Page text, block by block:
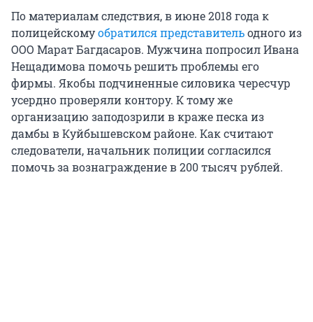
По материалам следствия, в июне 2018 года к
полицейскомуобратился представительодного из
ООО Марат Багдасаров. Мужчина попросил Ивана
Нещадимова помочь решить проблемы его
фирмы. Якобы подчиненные силовика чересчур
усердно проверяли контору. К тому же
организацию заподозрили в краже песка из
дамбы в Куйбышевском районе. Как считают
следователи, начальник полиции согласился
помочь за вознаграждение в 200 тысяч рублей.